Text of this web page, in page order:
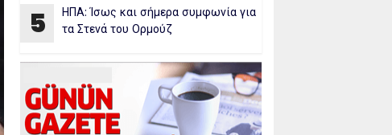
5
ΗΠΑ: Ίσως και σήμερα συμφωνία για
τα Στενά του Ορμούζ